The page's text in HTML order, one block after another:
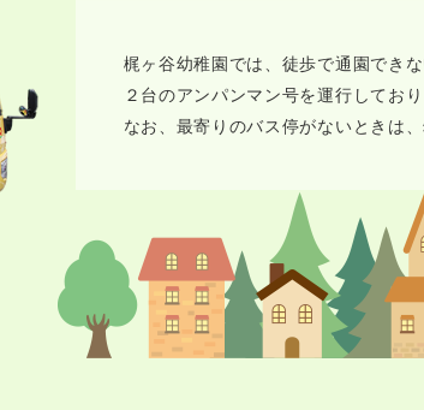
梶ヶ谷幼稚園では、徒歩で通園できな
２台のアンパンマン号を運行しており
なお、最寄りのバス停がないときは